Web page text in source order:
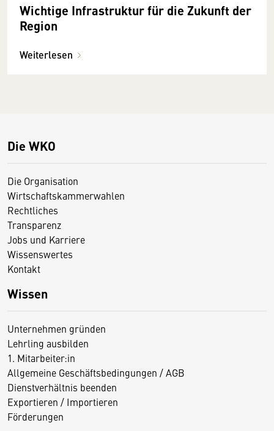
Wichtige Infrastruktur für die Zukunft der
Region
Weiterlesen
Die WKO
Die Organisation
Wirtschaftskammerwahlen
Rechtliches
Transparenz
Jobs und Karriere
Wissenswertes
Kontakt
Wissen
Unternehmen gründen
Lehrling ausbilden
1. Mitarbeiter:in
Allgemeine Geschäftsbedingungen / AGB
Dienstverhältnis beenden
Exportieren / Importieren
Förderungen